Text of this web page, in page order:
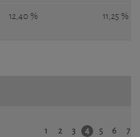
12,40 % 11,25 %
1 2 3 4 5 6 7